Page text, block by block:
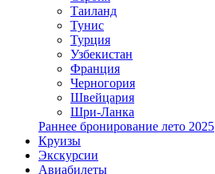
Таиланд
Тунис
Турция
Узбекистан
Франция
Черногория
Швейцария
Шри-Ланка
Раннее бронирование лето 2025
Круизы
Экскурсии
Авиабилеты